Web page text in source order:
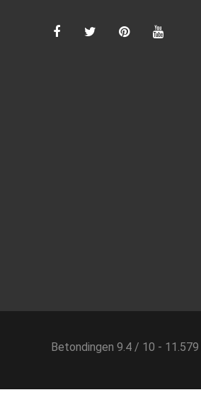
Betondingen 9.4 / 10 - 11.579